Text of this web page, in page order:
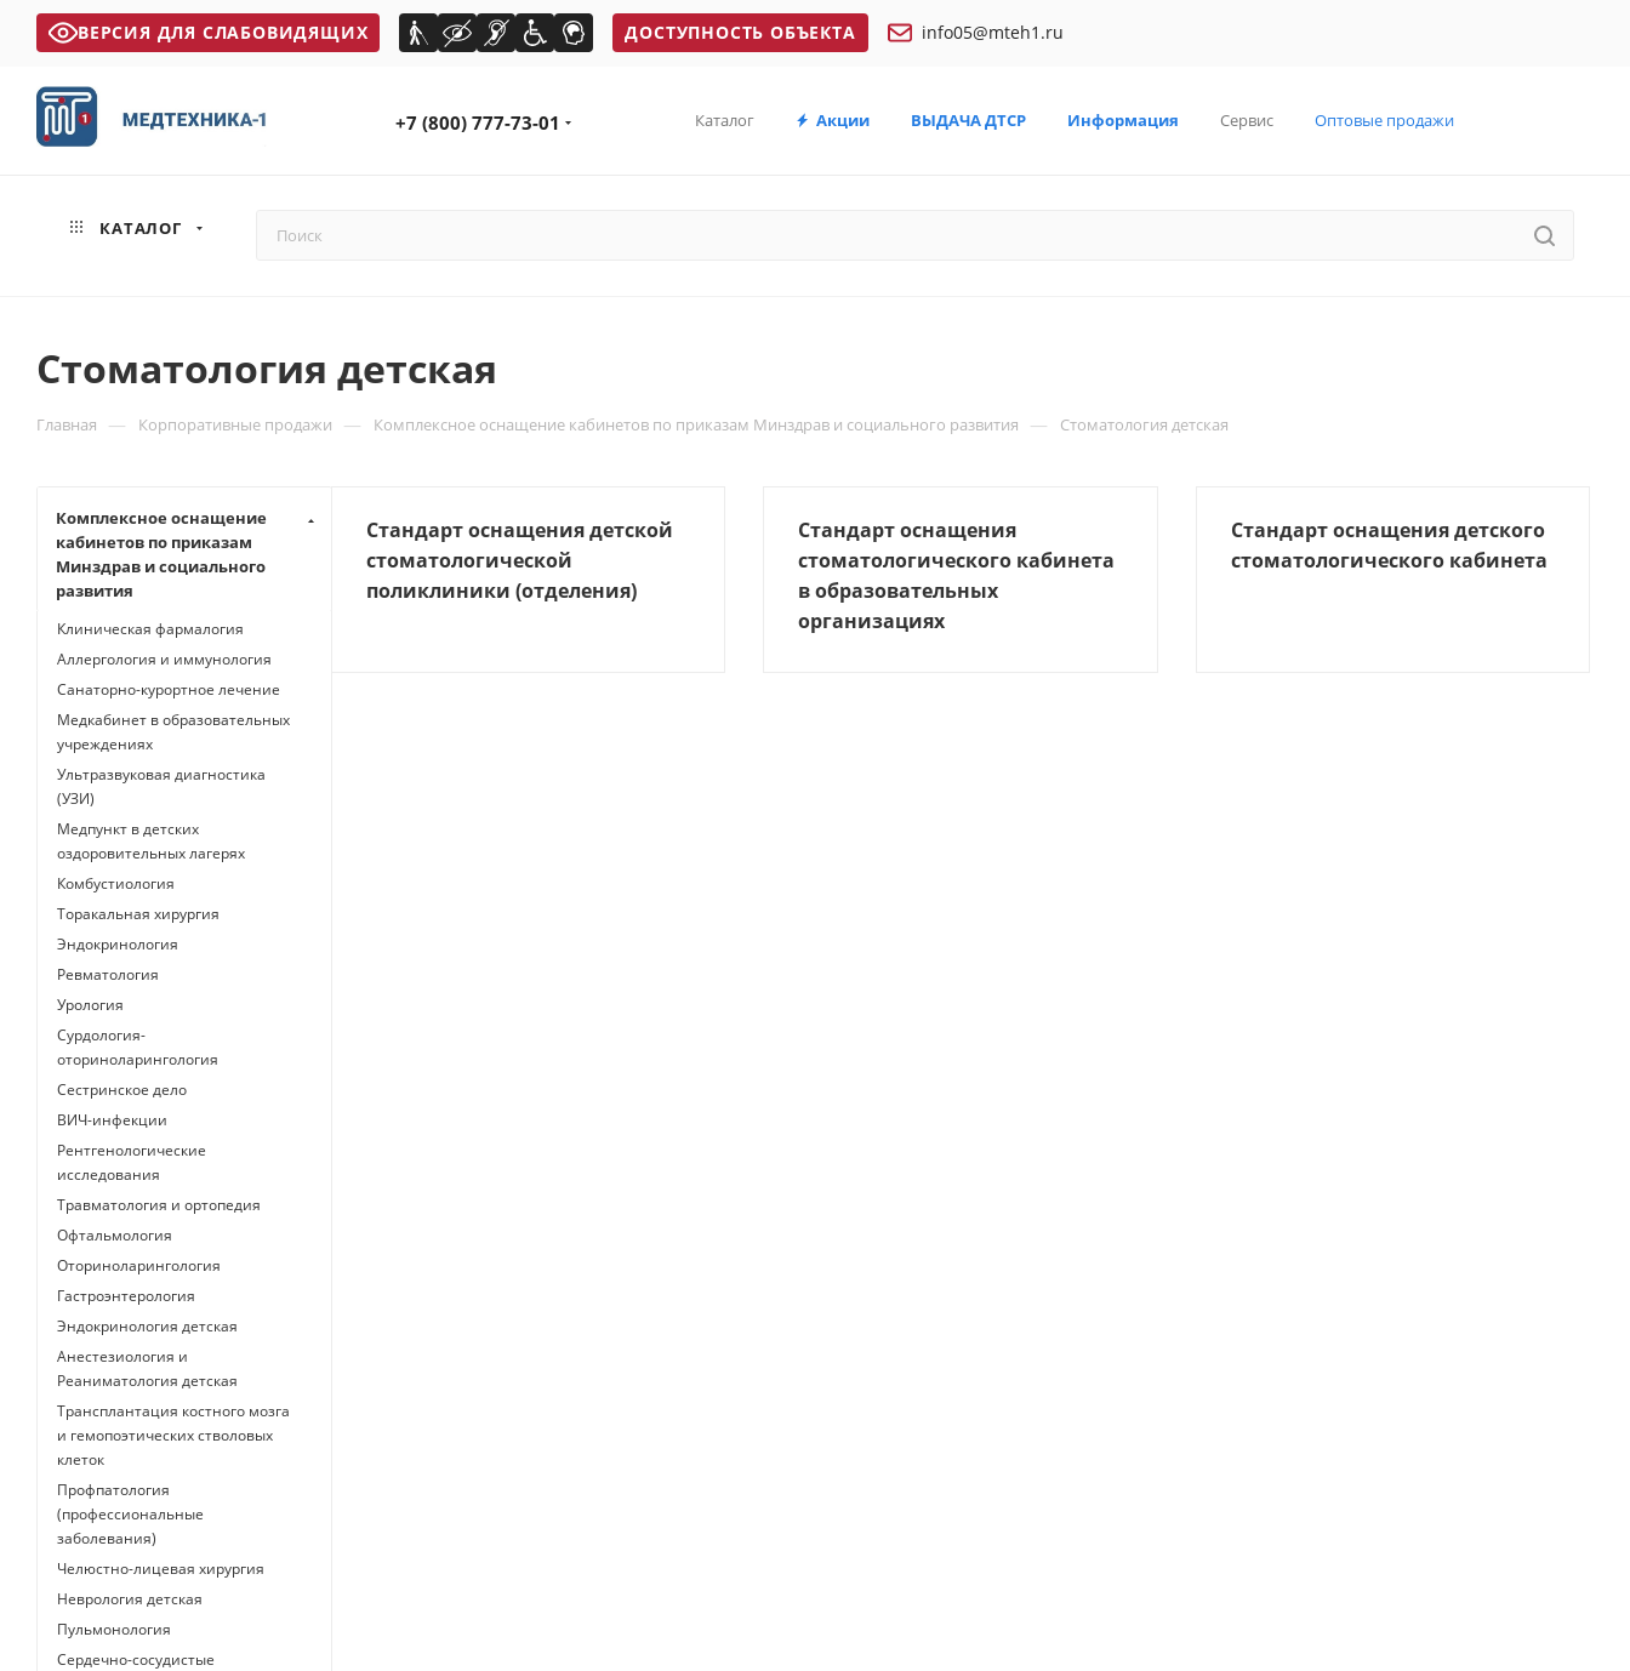
ВЕРСИЯ ДЛЯ СЛАБОВИДЯЩИХ ДОСТУПНОСТЬ ОБЪЕКТА info05@mteh1.ru
+7 (800) 777-73-01 Каталог Акции ВЫДАЧА ДТСР Информация Сервис Оптовые продажи
КАТАЛОГ
Стоматология детская
Главная — Корпоративные продажи — Комплексное оснащение кабинетов по приказам Минздрав и социального развития — Стоматология детская
Стандарт оснащения детской
стоматологической
поликлиники (отделения)
Стандарт оснащения
стоматологического кабинета
в образовательных
организациях
Стандарт оснащения детского
стоматологического кабинета
Комплексное оснащение
кабинетов по приказам
Минздрав и социального
развития
Клиническая фармалогия
Аллергология и иммунология
Санаторно-курортное лечение
Медкабинет в образовательных
учреждениях
Ультразвуковая диагностика
(УЗИ)
Медпункт в детских
оздоровительных лагерях
Комбустиология
Торакальная хирургия
Эндокринология
Ревматология
Урология
Сурдология-
оториноларингология
Сестринское дело
ВИЧ-инфекции
Рентгенологические
исследования
Травматология и ортопедия
Офтальмология
Оториноларингология
Гастроэнтерология
Эндокринология детская
Анестезиология и
Реаниматология детская
Трансплантация костного мозга
и гемопоэтических стволовых
клеток
Профпатология
(профессиональные
заболевания)
Челюстно-лицевая хирургия
Неврология детская
Пульмонология
Сердечно-сосудистые